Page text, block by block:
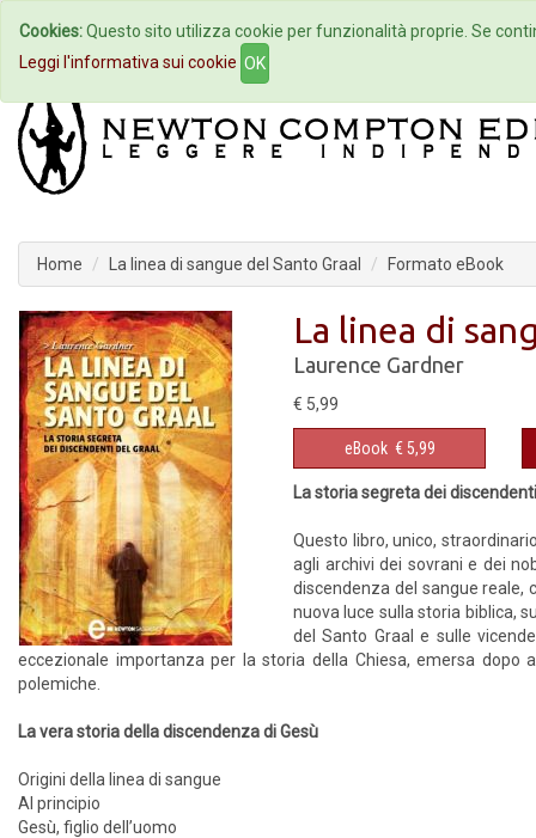
Home Autori Eventi
Home La linea di sangue del Santo Graal Formato eBook
La linea di
Laurence Gardner
€ 5,99
eBook € 5,99
La storia segreta dei
Questo libro, unico,
agli archivi dei sovrani e dei
discendenza del sangue reale,
nuova luce sulla storia biblica,
del Santo Graal e sulle
eccezionale importanza per la storia della Chiesa, emersa
polemiche.
La vera storia della discendenza di Gesù
Origini della linea di sangue
Al principio
Gesù, figlio dell’uomo
Cookies:Questo sito utilizza cookie per funzionalità proprie. Se
Leggi l'informativa sui cookie OK